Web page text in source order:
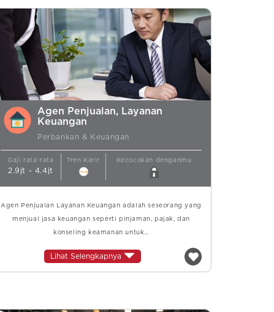
Agen Penjualan, Layanan
Keuangan
Perbankan & Keuangan
Gaji rata-rata
2.9jt - 4.4jt
Tren Karir Kecocokan denganmu
Agen Penjualan Layanan Keuangan adalah seseorang yang
menjual jasa keuangan seperti pinjaman, pajak, dan
konseling keamanan untuk…
Lihat Selengkapnya